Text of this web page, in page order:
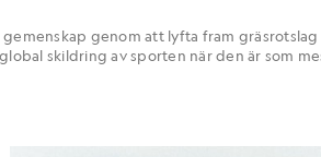
genom att lyfta fram
skildring av sporten när den är som